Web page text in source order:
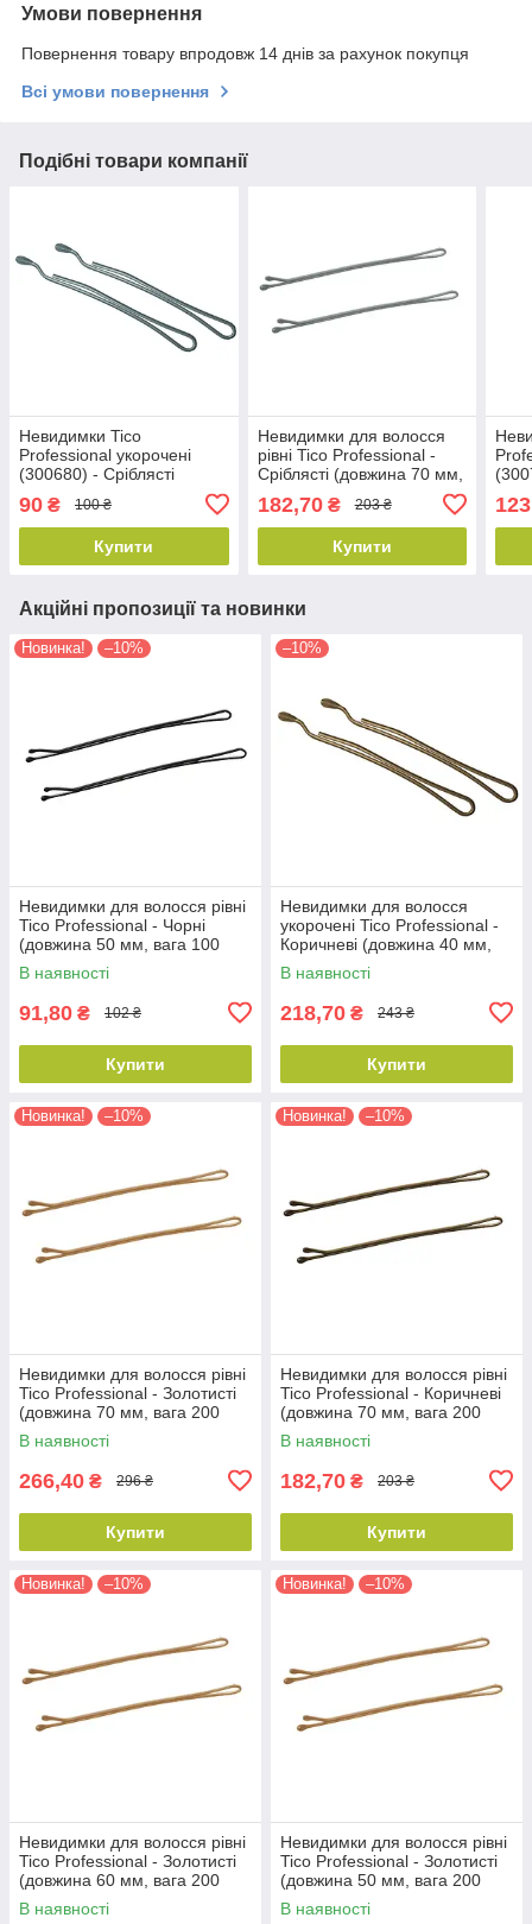
Умови повернення
Повернення товару впродовж 14 днів за рахунок покупця
Всі умови повернення
Подібні товари компанії
Невидимки Tico
Professional укорочені
(300680) - Сріблясті
(довжина 40 мм, вага 100
грам)
90 ₴ 100 ₴
Купити
Невидимки для волосся
рівні Tico Professional -
Сріблясті (довжина 70 мм,
вага 200 грам) (300598)
182,70₴ 203 ₴
Купити
Акційні пропозиції та новинки
Новинка! –10%
Невидимки для волосся рівні
Tico Professional - Чорні
(довжина 50 мм, вага 100
грам) (300506)
В наявності
91,80 ₴ 102 ₴
Купити
–10%
Невидимки для волосся
укорочені Tico Professional -
Коричневі (довжина 40 мм,
вага 200 грам) (300614)
В наявності
218,70 ₴ 243 ₴
Купити
Новинка! –10%
Невидимки для волосся рівні
Tico Professional - Золотисті
(довжина 70 мм, вага 200
грам) (300599)
В наявності
266,40 ₴ 296 ₴
Купити
Новинка! –10%
Невидимки для волосся рівні
Tico Professional - Коричневі
(довжина 70 мм, вага 200
грам) (300597)
В наявності
182,70 ₴ 203 ₴
Купити
Новинка! –10%
Невидимки для волосся рівні
Tico Professional - Золотисті
(довжина 60 мм, вага 200
грам) (300595)
В наявності
Новинка! –10%
Невидимки для волосся рівні
Tico Professional - Золотисті
(довжина 50 мм, вага 200
грам) (300593)
В наявності